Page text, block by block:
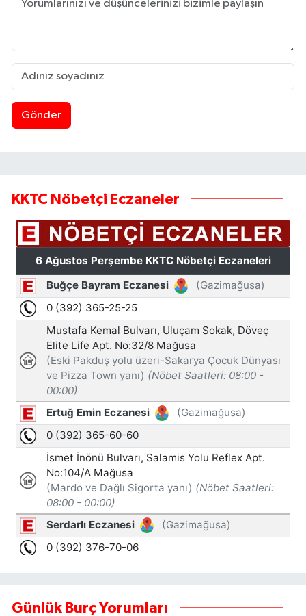
Gönder
KKTC Nöbetçi Eczaneler
Günlük Burç Yorumları